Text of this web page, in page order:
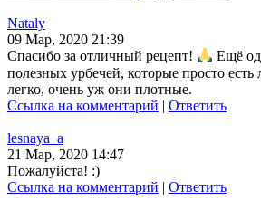
Nataly
09 Мар, 2020 21:39
Спасибо за отличный рецепт!
Ещё
полезных урбечей, которые просто есть
легко, очень уж они плотные.
Ссылка на комментарий | Ответить
lesnaya_a
21 Мар, 2020 14:47
Пожалуйста! :)
Ссылка на комментарий | Ответить